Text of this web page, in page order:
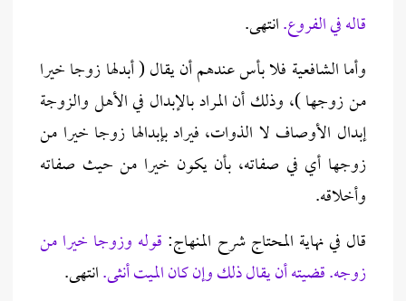
قاله في الفروع.انتهى.
وأما الشافعية فلا بأس عندهم أن يقال ( أبدلها زوجا خيرا
من زوجها )، وذلك أن المراد بالإبدال في الأهل والزوجة
إبدال الأوصاف لا الذوات، فيراد بإبدالها زوجا خيرا من
زوجها أي في صفاته، بأن يكون خيرا من حيث صفاته
وأخلاقه.
قال في نهاية المحتاج شرح المنهاج: قوله وزوجا خيرا من
زوجه. قضيته أن يقال ذلك وإن كان الميت أنثى.انتهى.